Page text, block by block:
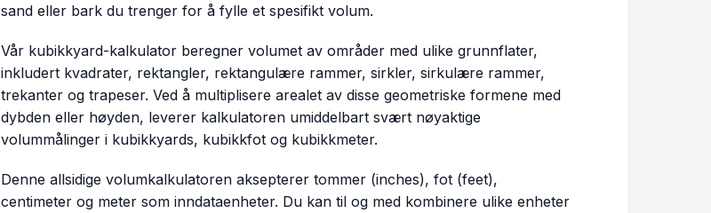
sand eller bark du trenger for å fylle et spesifikt volum.
Vår kubikkyard-kalkulator beregner volumet av områder med ulike grunnflater,
inkludert kvadrater, rektangler, rektangulære rammer, sirkler, sirkulære rammer,
trekanter og trapeser. Ved å multiplisere arealet av disse geometriske formene med
dybden eller høyden, leverer kalkulatoren umiddelbart svært nøyaktige
volummålinger i kubikkyards, kubikkfot og kubikkmeter.
Denne allsidige volumkalkulatoren aksepterer tommer (inches), fot (feet),
centimeter og meter som inndataenheter. Du kan til og med kombinere ulike enheter